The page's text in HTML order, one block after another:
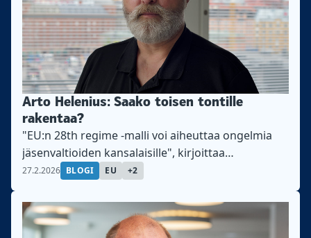
Arto Helenius: Saako toisen tontille
rakentaa?
"EU:n 28th regime -malli voi aiheuttaa ongelmia
jäsenvaltioiden kansalaisille", kirjoittaa
Teollisuusliiton kansainvälisen edunvalvonnan
27.2.2026 BLOGI EU +2